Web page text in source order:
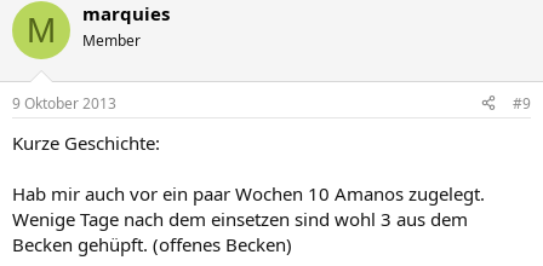
M marquies
Member
9 Oktober 2013 #9
Kurze Geschichte:
Hab mir auch vor ein paar Wochen 10 Amanos zugelegt.
Wenige Tage nach dem einsetzen sind wohl 3 aus dem
Becken gehüpft. (offenes Becken)